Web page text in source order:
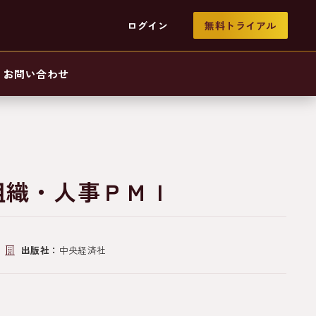
ログイン 無料トライアル
お問い合わせ
・人事ＰＭＩ
出版社： 中央経済社